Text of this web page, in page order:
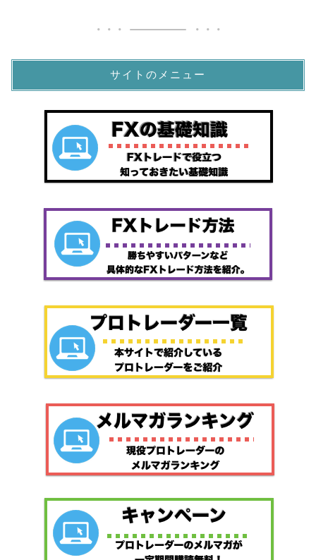
サイトのメニュー